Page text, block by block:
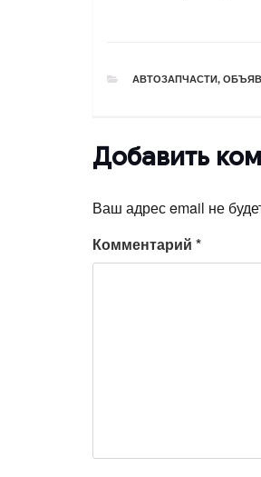
РУБРИКИ
АВТОЗАПЧАСТИ,
Добавить
Ваш адрес email не
Комментарий *